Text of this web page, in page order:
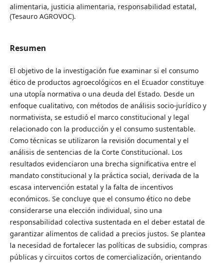
alimentaria, justicia alimentaria, responsabilidad estatal,
(Tesauro AGROVOC).
Resumen
El objetivo de la investigación fue examinar si el consumo
ético de productos agroecológicos en el Ecuador constituye
una utopía normativa o una deuda del Estado. Desde un
enfoque cualitativo, con métodos de análisis socio-jurídico y
normativista, se estudió el marco constitucional y legal
relacionado con la producción y el consumo sustentable.
Como técnicas se utilizaron la revisión documental y el
análisis de sentencias de la Corte Constitucional. Los
resultados evidenciaron una brecha significativa entre el
mandato constitucional y la práctica social, derivada de la
escasa intervención estatal y la falta de incentivos
económicos. Se concluye que el consumo ético no debe
considerarse una elección individual, sino una
responsabilidad colectiva sustentada en el deber estatal de
garantizar alimentos de calidad a precios justos. Se plantea
la necesidad de fortalecer las políticas de subsidio, compras
públicas y circuitos cortos de comercialización, orientando